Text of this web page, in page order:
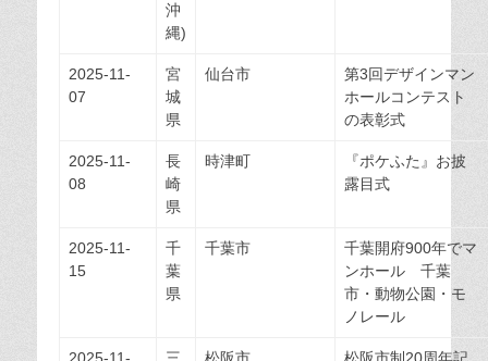
沖
縄)
2025-11-
07
宮
城
県
仙台市
第3回デザインマン
ホールコンテスト
の表彰式
2025-11-
08
長
崎
県
時津町
『ポケふた』お披
露目式
2025-11-
15
千
葉
県
千葉市
千葉開府900年でマ
ンホール 千葉
市・動物公園・モ
ノレール